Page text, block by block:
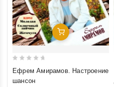
Добавить В Корзину
out
Ефрем Амирамов. Настроение
шансон